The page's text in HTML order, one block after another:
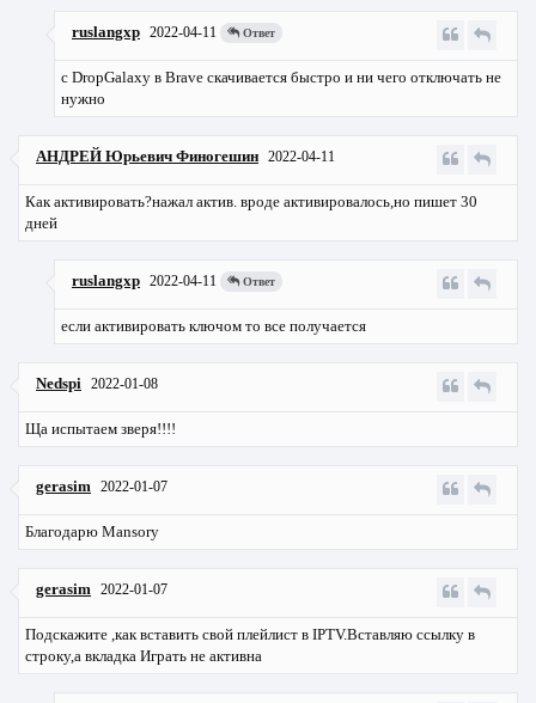
ruslangxp 2022-04-11 Ответ
с DropGalaxy в Brave скачивается быстро и ни чего отключать не
нужно
АНДРЕЙ Юрьевич Финогешин 2022-04-11
Как активировать?нажал актив. вроде активировалось,но пишет 30
дней
ruslangxp 2022-04-11 Ответ
если активировать ключом то все получается
Nedspi 2022-01-08
Ща испытаем зверя!!!!
gerasim 2022-01-07
Благодарю Mansory
gerasim 2022-01-07
Подскажите ,как вставить свой плейлист в IPTV.Вставляю ссылку в
строку,а вкладка Играть не активна